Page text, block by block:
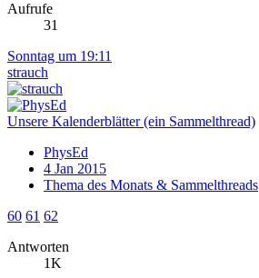
Aufrufe
31
Sonntag um 19:11
strauch
Unsere Kalenderblätter (ein Sammelthread)
PhysEd
4 Jan 2015
Thema des Monats & Sammelthreads
60 61 62
Antworten
1K